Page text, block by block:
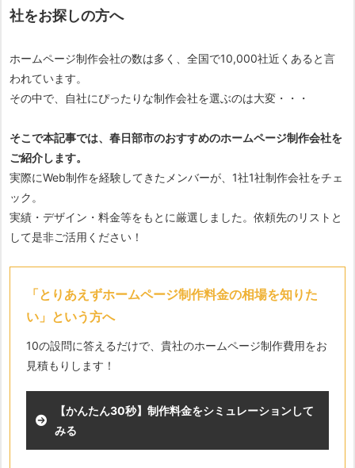
社をお探しの方へ
ホームページ制作会社の数は多く、全国で10,000社近くあると言
われています。
その中で、自社にぴったりな制作会社を選ぶのは大変・・・
そこで本記事では、春日部市のおすすめのホームページ制作会社を
ご紹介します。
実際にWeb制作を経験してきたメンバーが、1社1社制作会社をチェ
ック。
実績・デザイン・料金等をもとに厳選しました。依頼先のリストと
して是非ご活用ください！
「とりあえずホームページ制作料金の相場を知りた
い」という方へ
10の設問に答えるだけで、貴社のホームページ制作費用をお
見積もりします！
【かんたん30秒】制作料金をシミュレーションして
みる